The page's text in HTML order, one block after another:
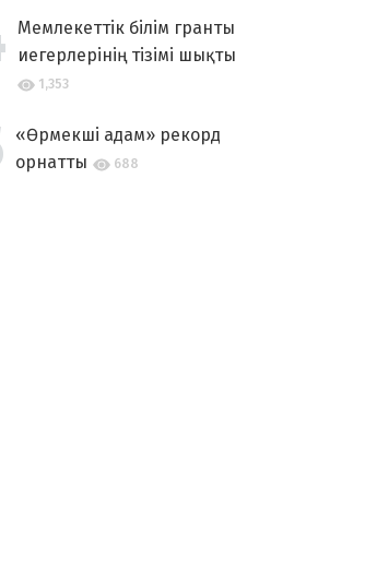
Мемлекеттік білім гранты
иегерлерінің тізімі шықты
1,353
«Өрмекші адам» рекорд
орнатты
688